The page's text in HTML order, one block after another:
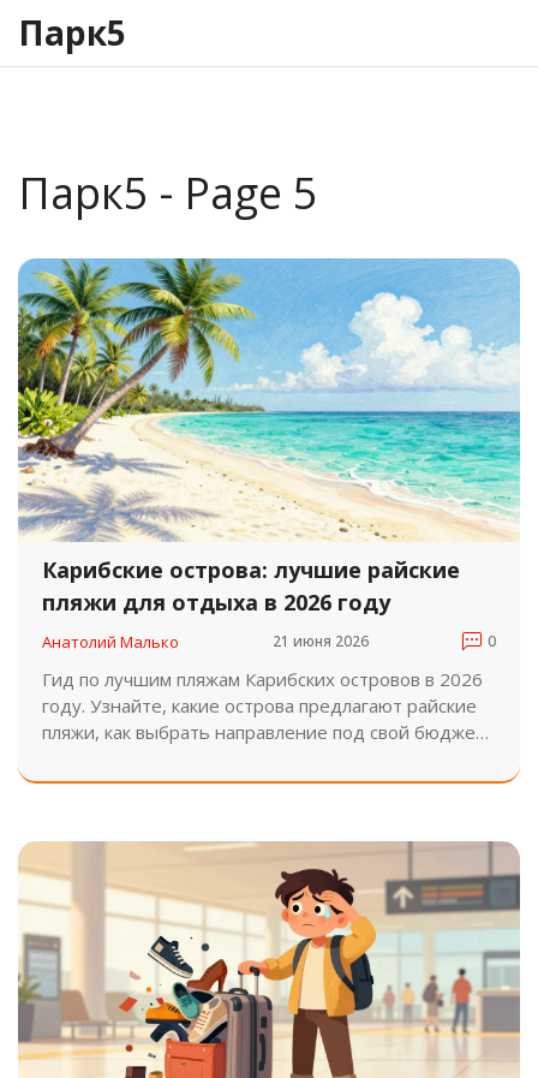
Парк5
Парк5 - Page 5
Карибские острова: лучшие райские
пляжи для отдыха в 2026 году
Анатолий Малько 21 июня 2026 0
Гид по лучшим пляжам Карибских островов в 2026
году. Узнайте, какие острова предлагают райские
пляжи, как выбрать направление под свой бюджет